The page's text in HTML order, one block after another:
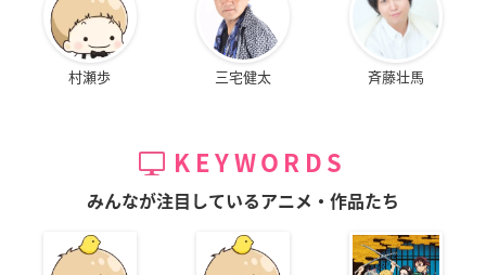
村瀬歩 三宅健太 斉藤壮馬
KEYWORDS
みんなが注目しているアニメ・作品たち